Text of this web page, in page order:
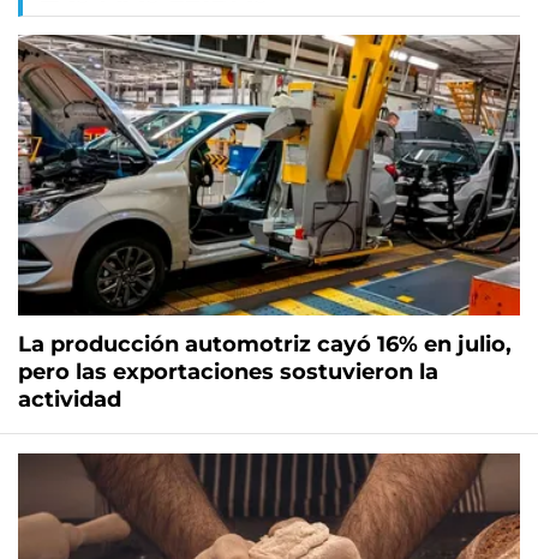
La producción automotriz cayó 16% en julio,
pero las exportaciones sostuvieron la
actividad